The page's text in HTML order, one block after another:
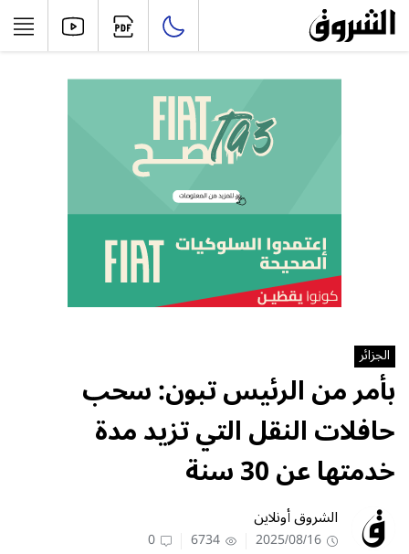
الجزائر
بأمر من الرئيس تبون: سحب
حافلات النقل التي تزيد مدة
خدمتها عن 30 سنة
الشروق أونلاين
2025/08/16
6734
0